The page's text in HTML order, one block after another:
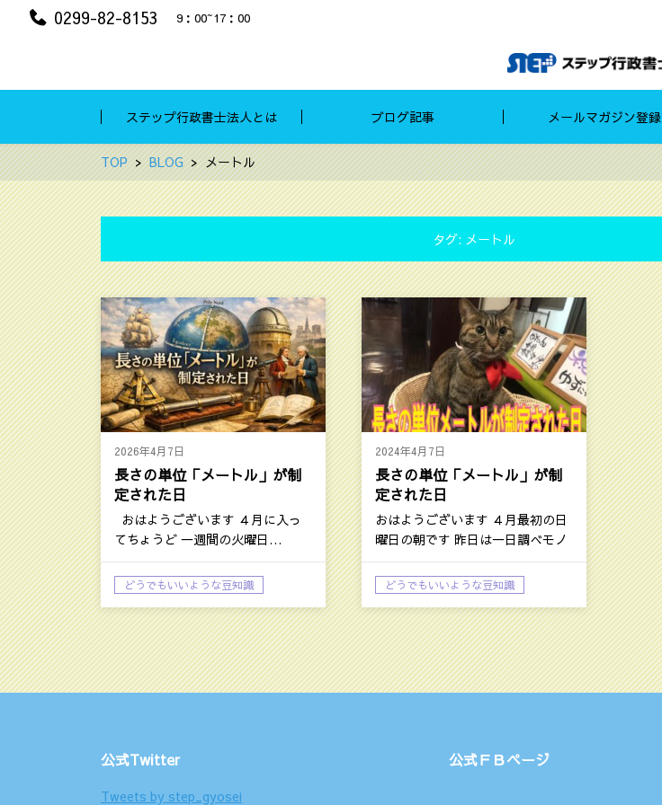
0299-82-8153 9：00~17：00
ステップ行政書士法人とは ブログ記事 メールマガジン登録
TOP BLOG メートル
タグ: メートル
2026年4月7日
長さの単位「メートル」が制
定された日
おはようございます ４月に入っ
てちょうど 一週間の火曜日…
どうでもいいような豆知識
大庭孝志日記：今日の話題
2024年4月7日
長さの単位「メートル」が制
定された日
おはようございます ４月最初の日
曜日の朝です 昨日は一日調べモノ
どうでもいいような豆知識
大庭孝志日記：今日の話題
公式Twitter
Tweets by step_gyosei
公式ＦＢページ